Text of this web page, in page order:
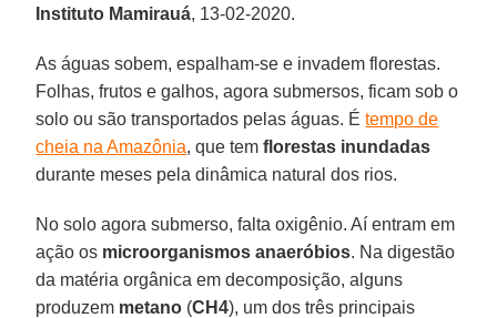
Instituto Mamirauá, 13-02-2020.
As águas sobem, espalham-se e invadem florestas.
Folhas, frutos e galhos, agora submersos, ficam sob o
solo ou são transportados pelas águas. Étempo de
cheia na Amazônia, que temflorestas inundadas
durante meses pela dinâmica natural dos rios.
No solo agora submerso, falta oxigênio. Aí entram em
ação os microorganismos anaeróbios. Na digestão
da matéria orgânica em decomposição, alguns
produzem metano (CH4), um dos três principais